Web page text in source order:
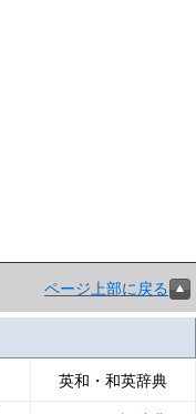
ページ上部に戻る
英和・和英辞典